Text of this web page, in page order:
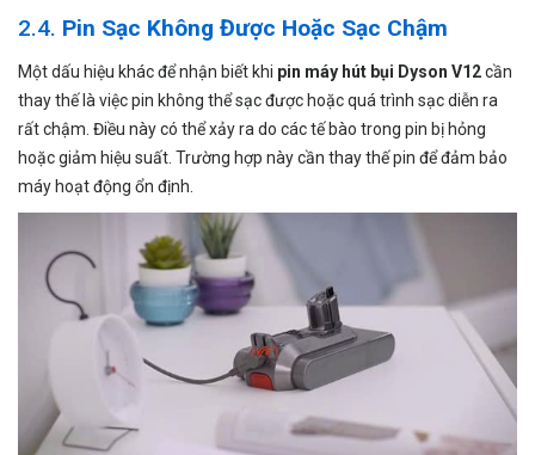
2.4. Pin Sạc Không Được Hoặc Sạc Chậm
Một dấu hiệu khác để nhận biết khi pin máy hút bụi Dyson V12cần
thay thế là việc pin không thể sạc được hoặc quá trình sạc diễn ra
rất chậm. Điều này có thể xảy ra do các tế bào trong pin bị hỏng
hoặc giảm hiệu suất. Trường hợp này cần thay thế pin để đảm bảo
máy hoạt động ổn định.